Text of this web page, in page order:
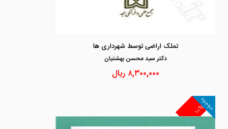
تملک اراضی توسط شهرداری ها
دكتر سيد محسن بهشتيان
۸,۳۰۰,۰۰۰ ریال
۱۰%
موجود